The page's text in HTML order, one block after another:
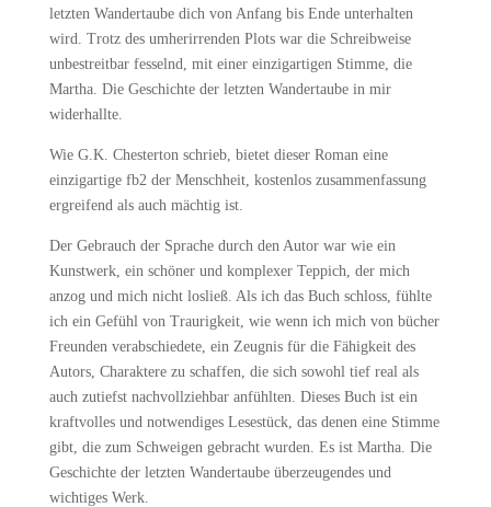
letzten Wandertaube dich von Anfang bis Ende unterhalten
wird. Trotz des umherirrenden Plots war die Schreibweise
unbestreitbar fesselnd, mit einer einzigartigen Stimme, die
Martha. Die Geschichte der letzten Wandertaube in mir
widerhallte.
Wie G.K. Chesterton schrieb, bietet dieser Roman eine
einzigartige fb2 der Menschheit, kostenlos zusammenfassung
ergreifend als auch mächtig ist.
Der Gebrauch der Sprache durch den Autor war wie ein
Kunstwerk, ein schöner und komplexer Teppich, der mich
anzog und mich nicht losließ. Als ich das Buch schloss, fühlte
ich ein Gefühl von Traurigkeit, wie wenn ich mich von bücher
Freunden verabschiedete, ein Zeugnis für die Fähigkeit des
Autors, Charaktere zu schaffen, die sich sowohl tief real als
auch zutiefst nachvollziehbar anfühlten. Dieses Buch ist ein
kraftvolles und notwendiges Lesestück, das denen eine Stimme
gibt, die zum Schweigen gebracht wurden. Es ist Martha. Die
Geschichte der letzten Wandertaube überzeugendes und
wichtiges Werk.